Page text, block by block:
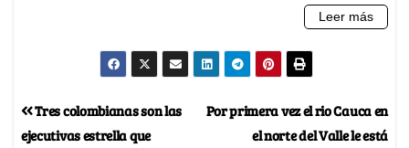
Por primera vez el rio Cauca en
el norte del Valle le está
Tres colombianas son las
ejecutivas estrella que